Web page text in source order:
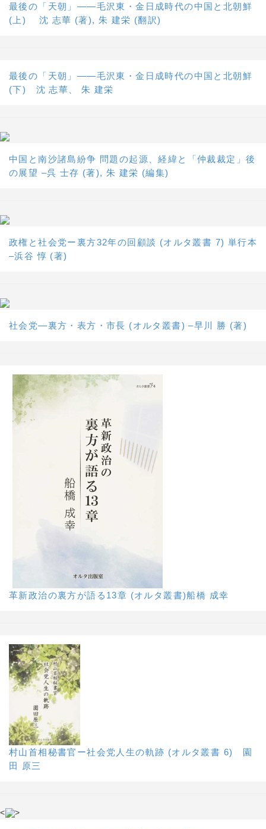
最後の「天朝」――毛沢東・金日成時代の中国と北朝鮮
(上) 沈 志華 (著), 朱 建栄 (翻訳)
最後の「天朝」――毛沢東・金日成時代の中国と北朝鮮
(下) 沈 志華、 朱 建栄
中国と南沙諸島紛争 問題の起源、経緯と「仲裁裁定」後
の展望 –呉 士存 (著), 朱 建栄 (編集)
政権と社会党ー裏方32年の回顧談 (オルタ叢書 7) 単行本
–浜谷 惇 (著)
社会党―裏方・表方・市長 (オルタ叢書) –早川 勝 (著)
革新政治の裏方が語る13章 (オルタ叢書)船橋 成幸
村山首相秘書官ー社会党人生の軌跡 (オルタ叢書 6) 園
田 原三
< >